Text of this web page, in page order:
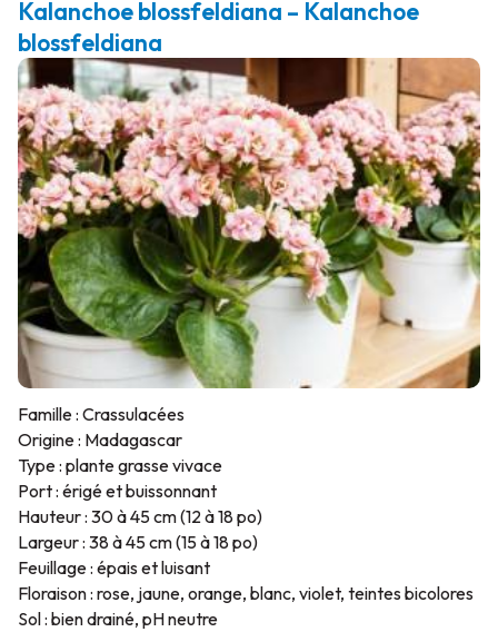
Kalanchoe blossfeldiana – Kalanchoe
blossfeldiana
Famille : Crassulacées
Origine : Madagascar
Type : plante grasse vivace
Port : érigé et buissonnant
Hauteur : 30 à 45 cm (12 à 18 po)
Largeur : 38 à 45 cm (15 à 18 po)
Feuillage : épais et luisant
Floraison : rose, jaune, orange, blanc, violet, teintes bicolores
Sol : bien drainé, pH neutre